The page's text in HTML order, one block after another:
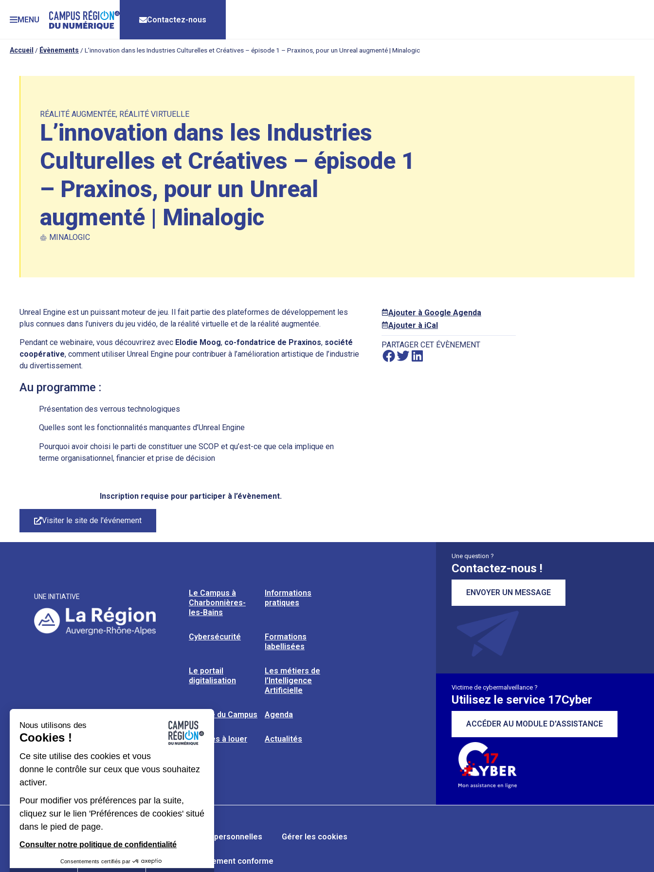
MENU Contactez-nous
Accueil / Évènements / L’innovation dans les Industries Culturelles et Créatives – épisode 1 – Praxinos, pour un Unreal augmenté | Minalogic
RÉALITÉ AUGMENTÉE, RÉALITÉ VIRTUELLE
L’innovation dans les Industries
Culturelles et Créatives – épisode 1
– Praxinos, pour un Unreal
augmenté | Minalogic
MINALOGIC
Unreal Engine est un puissant moteur de jeu. Il fait partie des plateformes de développement les
plus connues dans l’univers du jeu vidéo, de la réalité virtuelle et de la réalité augmentée.
Pendant ce webinaire, vous découvrirez avec Elodie Moog, co-fondatrice de Praxinos, société
coopérative, comment utiliser Unreal Engine pour contribuer à l’amélioration artistique de l’industrie
du divertissement.
Au programme :
Présentation des verrous technologiques
Quelles sont les fonctionnalités manquantes d’Unreal Engine
Pourquoi avoir choisi le parti de constituer une SCOP et qu’est-ce que cela implique en
terme organisationnel, financier et prise de décision
Inscription requise pour participer à l’évènement.
Visiter le site de l'événement
Ajouter à Google Agenda
Ajouter à iCal
PARTAGER CET ÉVÈNEMENT
UNE INITIATIVE
Le Campus à
Charbonnières-
les-Bains
Informations
pratiques
Cybersécurité
Formations
labellisées
Le portail
digitalisation
Les métiers de
l’Intelligence
Artificielle
L’usine du Campus Agenda
Espaces à louer Actualités
Une question ?
Contactez-nous !
ENVOYER UN MESSAGE
Victime de cybermalveillance ?
Utilisez le service 17Cyber
ACCÉDER AU MODULE D'ASSISTANCE
Données personnelles Gérer les cookies
Kit de communication Accessibilité : partiellement conforme
Nous utilisons des
Cookies !
Ce site utilise des cookies et vous
donne le contrôle sur ceux que vous souhaitez
activer.
Pour modifier vos préférences par la suite,
cliquez sur le lien 'Préférences de cookies' situé
dans le pied de page.
Consulter notre politique de confidentialité
Consentements certifiés par